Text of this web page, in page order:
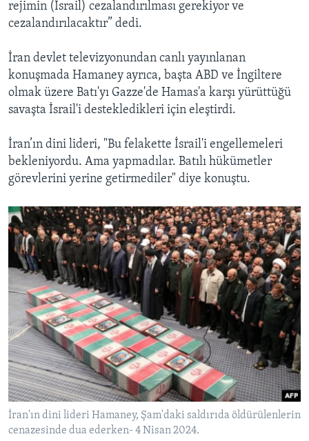
rejimin (İsrail) cezalandırılması gerekiyor ve
cezalandırılacaktır” dedi.
İran devlet televizyonundan canlı yayınlanan
konuşmada Hamaney ayrıca, başta ABD ve İngiltere
olmak üzere Batı'yı Gazze'de Hamas'a karşı yürüttüğü
savaşta İsrail'i destekledikleri için eleştirdi.
İran’ın dini lideri, "Bu felakette İsrail'i engellemeleri
bekleniyordu. Ama yapmadılar. Batılı hükümetler
görevlerini yerine getirmediler" diye konuştu.
İran'ın dini lideri Hamaney, Şam'daki saldırıda öldürülenlerin
cenazesinde dua ederken- 4 Nisan 2024.